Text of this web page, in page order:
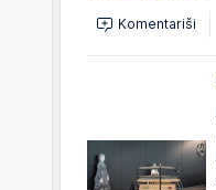
Komentariši